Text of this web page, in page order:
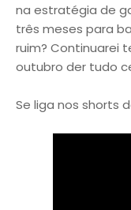
na estratégia de
três meses para
ruim? Continuarei
outubro der tudo
Se liga nos shorts